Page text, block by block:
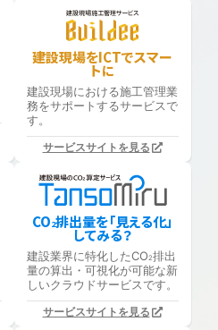
建設現場をICTでスマー
トに
建設現場における施工管理業
務をサポートするサービスで
す。
サービスサイトを見る
CO2排出量を「見える化」
してみる？
建設業界に特化したCO2排出
量の算出・可視化が可能な新
しいクラウドサービスです。
サービスサイトを見る